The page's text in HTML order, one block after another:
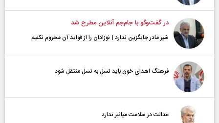
در گفت‌و‌گو با جام‌جم آنلاین مطرح شد
شیر مادر جایگزین ندارد | نوزادان را از فواید آن محروم نکنیم
فرهنگ اهدای خون باید نسل به نسل منتقل شود
عدالت در سلامت میانبر ندارد